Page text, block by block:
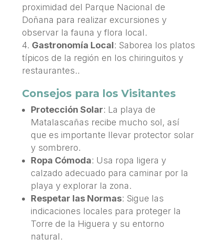
proximidad del Parque Nacional de
Doñana para realizar excursiones y
observar la fauna y flora local.
Gastronomía Local: Saborea los platos
típicos de la región en los chiringuitos y
restaurantes..
Consejos para los Visitantes
Protección Solar: La playa de
Matalascañas recibe mucho sol, así
que es importante llevar protector solar
y sombrero.
Ropa Cómoda: Usa ropa ligera y
calzado adecuado para caminar por la
playa y explorar la zona.
Respetar las Normas: Sigue las
indicaciones locales para proteger la
Torre de la Higuera y su entorno
natural.